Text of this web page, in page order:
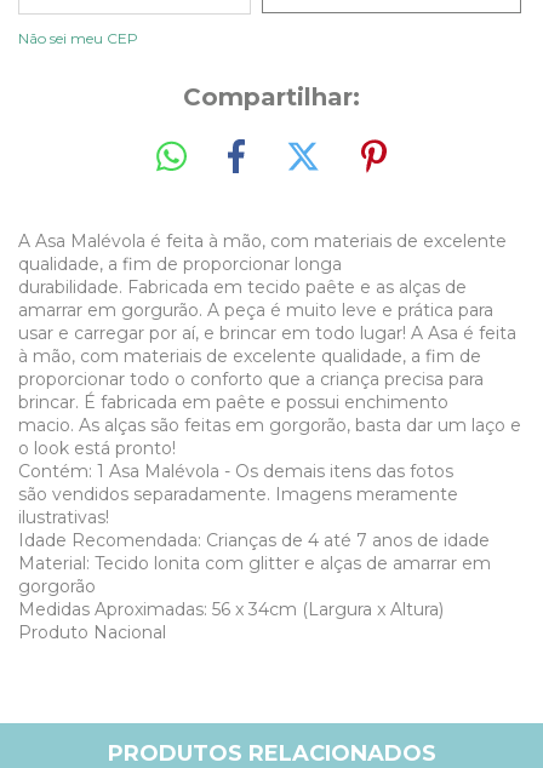
Não sei meu CEP
Compartilhar:
A Asa Malévola é feita à mão, com materiais de excelente
qualidade, a fim de proporcionar longa
durabilidade. Fabricada em tecido paête e as alças de
amarrar em gorgurão. A peça é muito leve e prática para
usar e carregar por aí, e brincar em todo lugar! A Asa é feita
à mão, com materiais de excelente qualidade, a fim de
proporcionar todo o conforto que a criança precisa para
brincar. É fabricada em paête e possui enchimento
macio. As alças são feitas em gorgorão, basta dar um laço e
o look está pronto!
Contém: 1 Asa Malévola - Os demais itens das fotos
são vendidos separadamente. Imagens meramente
ilustrativas!
Idade Recomendada: Crianças de 4 até 7 anos de idade
Material: Tecido lonita com glitter e alças de amarrar em
gorgorão
Medidas Aproximadas: 56 x 34cm (Largura x Altura)
Produto Nacional
PRODUTOS RELACIONADOS